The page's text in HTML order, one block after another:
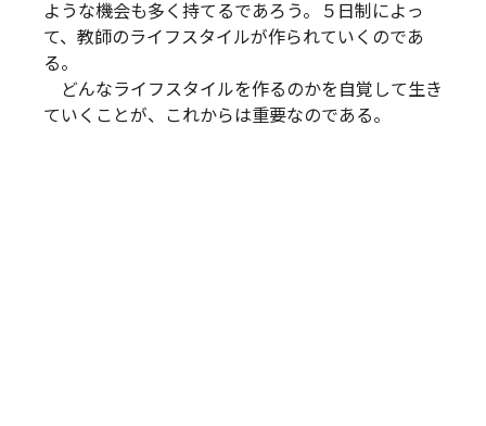
ような機会も多く持てるであろう。５日制によっ
て、教師のライフスタイルが作られていくのであ
る。
どんなライフスタイルを作るのかを自覚して生き
ていくことが、これからは重要なのである。